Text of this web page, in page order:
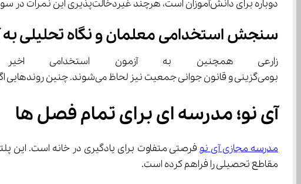
دوباره برای دانش‌آموزان است، هرچند غیردخالت‌پذیری این نمرات در سوابق تحصیلی کنکور، ممکن است انگیزه را کاهش دهد.
سنجش استخدامی معلمان و نگاه تحلیلی
زارعی همچنین به آزمون
بومی‌گزینی و قانون جوانی جمعیت نیز لحاظ می‌شوند. چنین روندهایی اگرچه با اهداف سیاستی هماهنگ هستند، اما باید شفاف و عادلانه مدیریت شوند تا اعتماد داوطلبان از بین نرود.
آی نو؛ مدرسه ای برای تمام فصل ها
مدرسه مجازی آی‌ نو
مقاطع تحصیلی را فراهم کرده است.